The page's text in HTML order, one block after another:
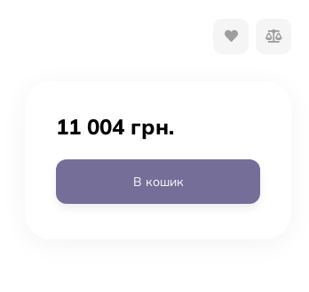
11 004 грн.
В кошик